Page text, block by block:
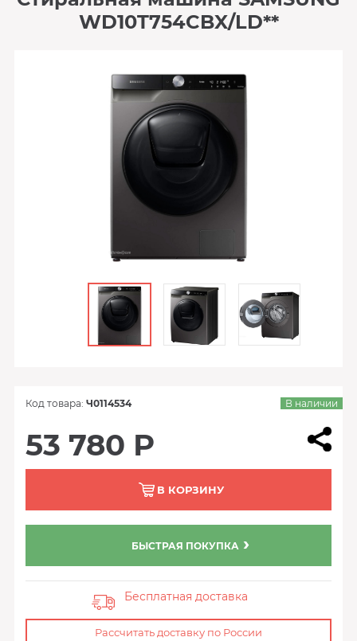
WD10T754CBX/LD**
Код товара: Ч0114534 В наличии
53 780 Р
В КОРЗИНУ
БЫСТРАЯ ПОКУПКА
Бесплатная доставка
Рассчитать доставку по России